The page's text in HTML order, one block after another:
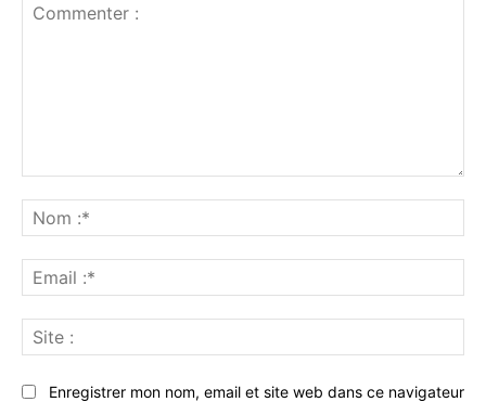
:*
:*
:
Enregistrer mon nom, email et site web dans ce navigateur